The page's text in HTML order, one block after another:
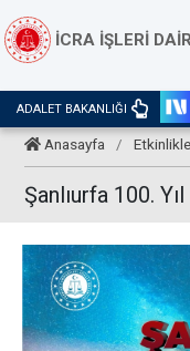
İCRA İŞLERİ
ADALET BAKANLIĞI
Anasayfa /
Şanlıurfa 100.